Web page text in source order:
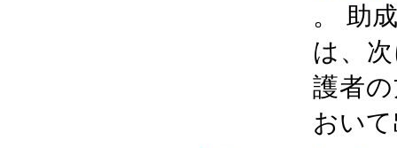
。 助
は、
護者
おい